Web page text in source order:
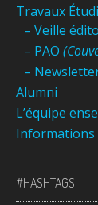
Travaux
– Veille
– PAO
–
Alumni
L’équipe
Informations
#HASHTAGS